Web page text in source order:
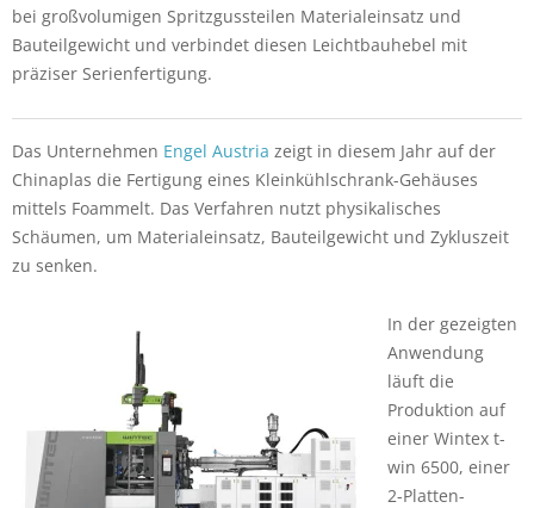
bei großvolumigen Spritzgussteilen Materialeinsatz und
Bauteilgewicht und verbindet diesen Leichtbauhebel mit
präziser Serienfertigung.
Das Unternehmen Engel Austria zeigt in diesem Jahr auf der
Chinaplas die Fertigung eines Kleinkühlschrank-Gehäuses
mittels Foammelt. Das Verfahren nutzt physikalisches
Schäumen, um Materialeinsatz, Bauteilgewicht und Zykluszeit
zu senken.
In der gezeigten
Anwendung
läuft die
Produktion auf
einer Wintex t-
win 6500, einer
2-Platten-